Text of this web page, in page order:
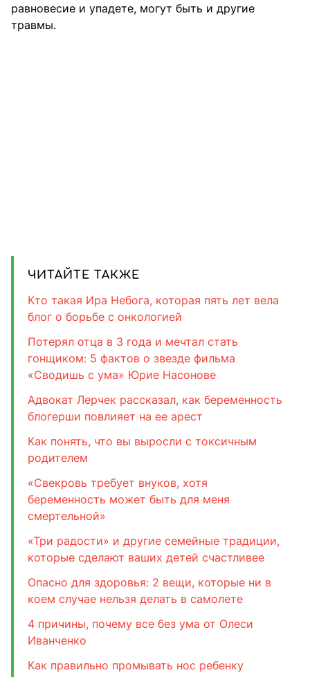
равновесие и упадете, могут быть и другие
травмы.
ЧИТАЙТЕ ТАКЖЕ
Кто такая Ира Небога, которая пять лет вела
блог о борьбе с онкологией
Потерял отца в 3 года и мечтал стать
гонщиком: 5 фактов о звезде фильма
«Сводишь с ума» Юрие Насонове
Адвокат Лерчек рассказал, как беременность
блогерши повлияет на ее арест
Как понять, что вы выросли с токсичным
родителем
«Свекровь требует внуков, хотя
беременность может быть для меня
смертельной»
«Три радости» и другие семейные традиции,
которые сделают ваших детей счастливее
Опасно для здоровья: 2 вещи, которые ни в
коем случае нельзя делать в самолете
4 причины, почему все без ума от Олеси
Иванченко
Как правильно промывать нос ребенку